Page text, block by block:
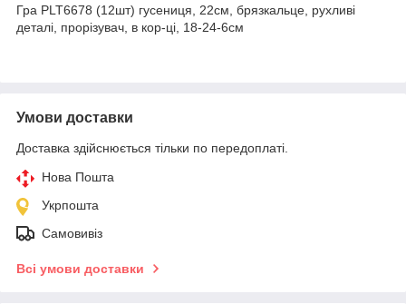
Гра PLT6678 (12шт) гусениця, 22см, брязкальце, рухливі
деталі, прорізувач, в кор-ці, 18-24-6см
Умови доставки
Доставка здійснюється тільки по передоплаті.
Нова Пошта
Укрпошта
Самовивіз
Всі умови доставки